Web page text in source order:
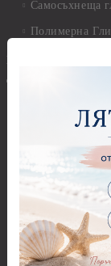
Самосъхнеща
Полимерна
Приложни техники
Декупаж
Оризова
хартия А4 -
Оризова
А4 - Itd.
гр.
Фина оризова
хартия